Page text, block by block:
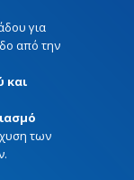
για
από την
και
των